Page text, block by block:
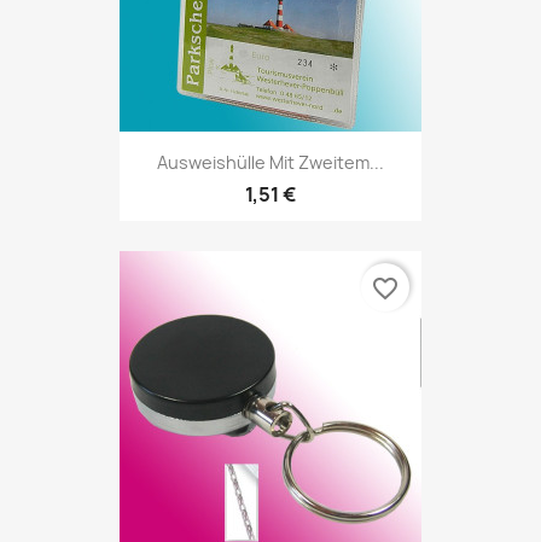
Ausweishülle Mit Zweitem...
1,51 €
favorite_border